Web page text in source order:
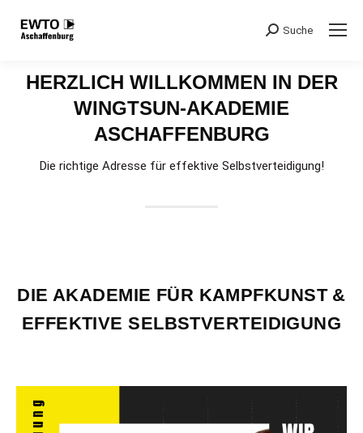
Search:
Suche
HERZLICH WILLKOMMEN IN DER
WINGTSUN-AKADEMIE
ASCHAFFENBURG
Die richtige Adresse für effektive Selbstverteidigung!
DIE AKADEMIE FÜR KAMPFKUNST &
EFFEKTIVE SELBSTVERTEIDIGUNG